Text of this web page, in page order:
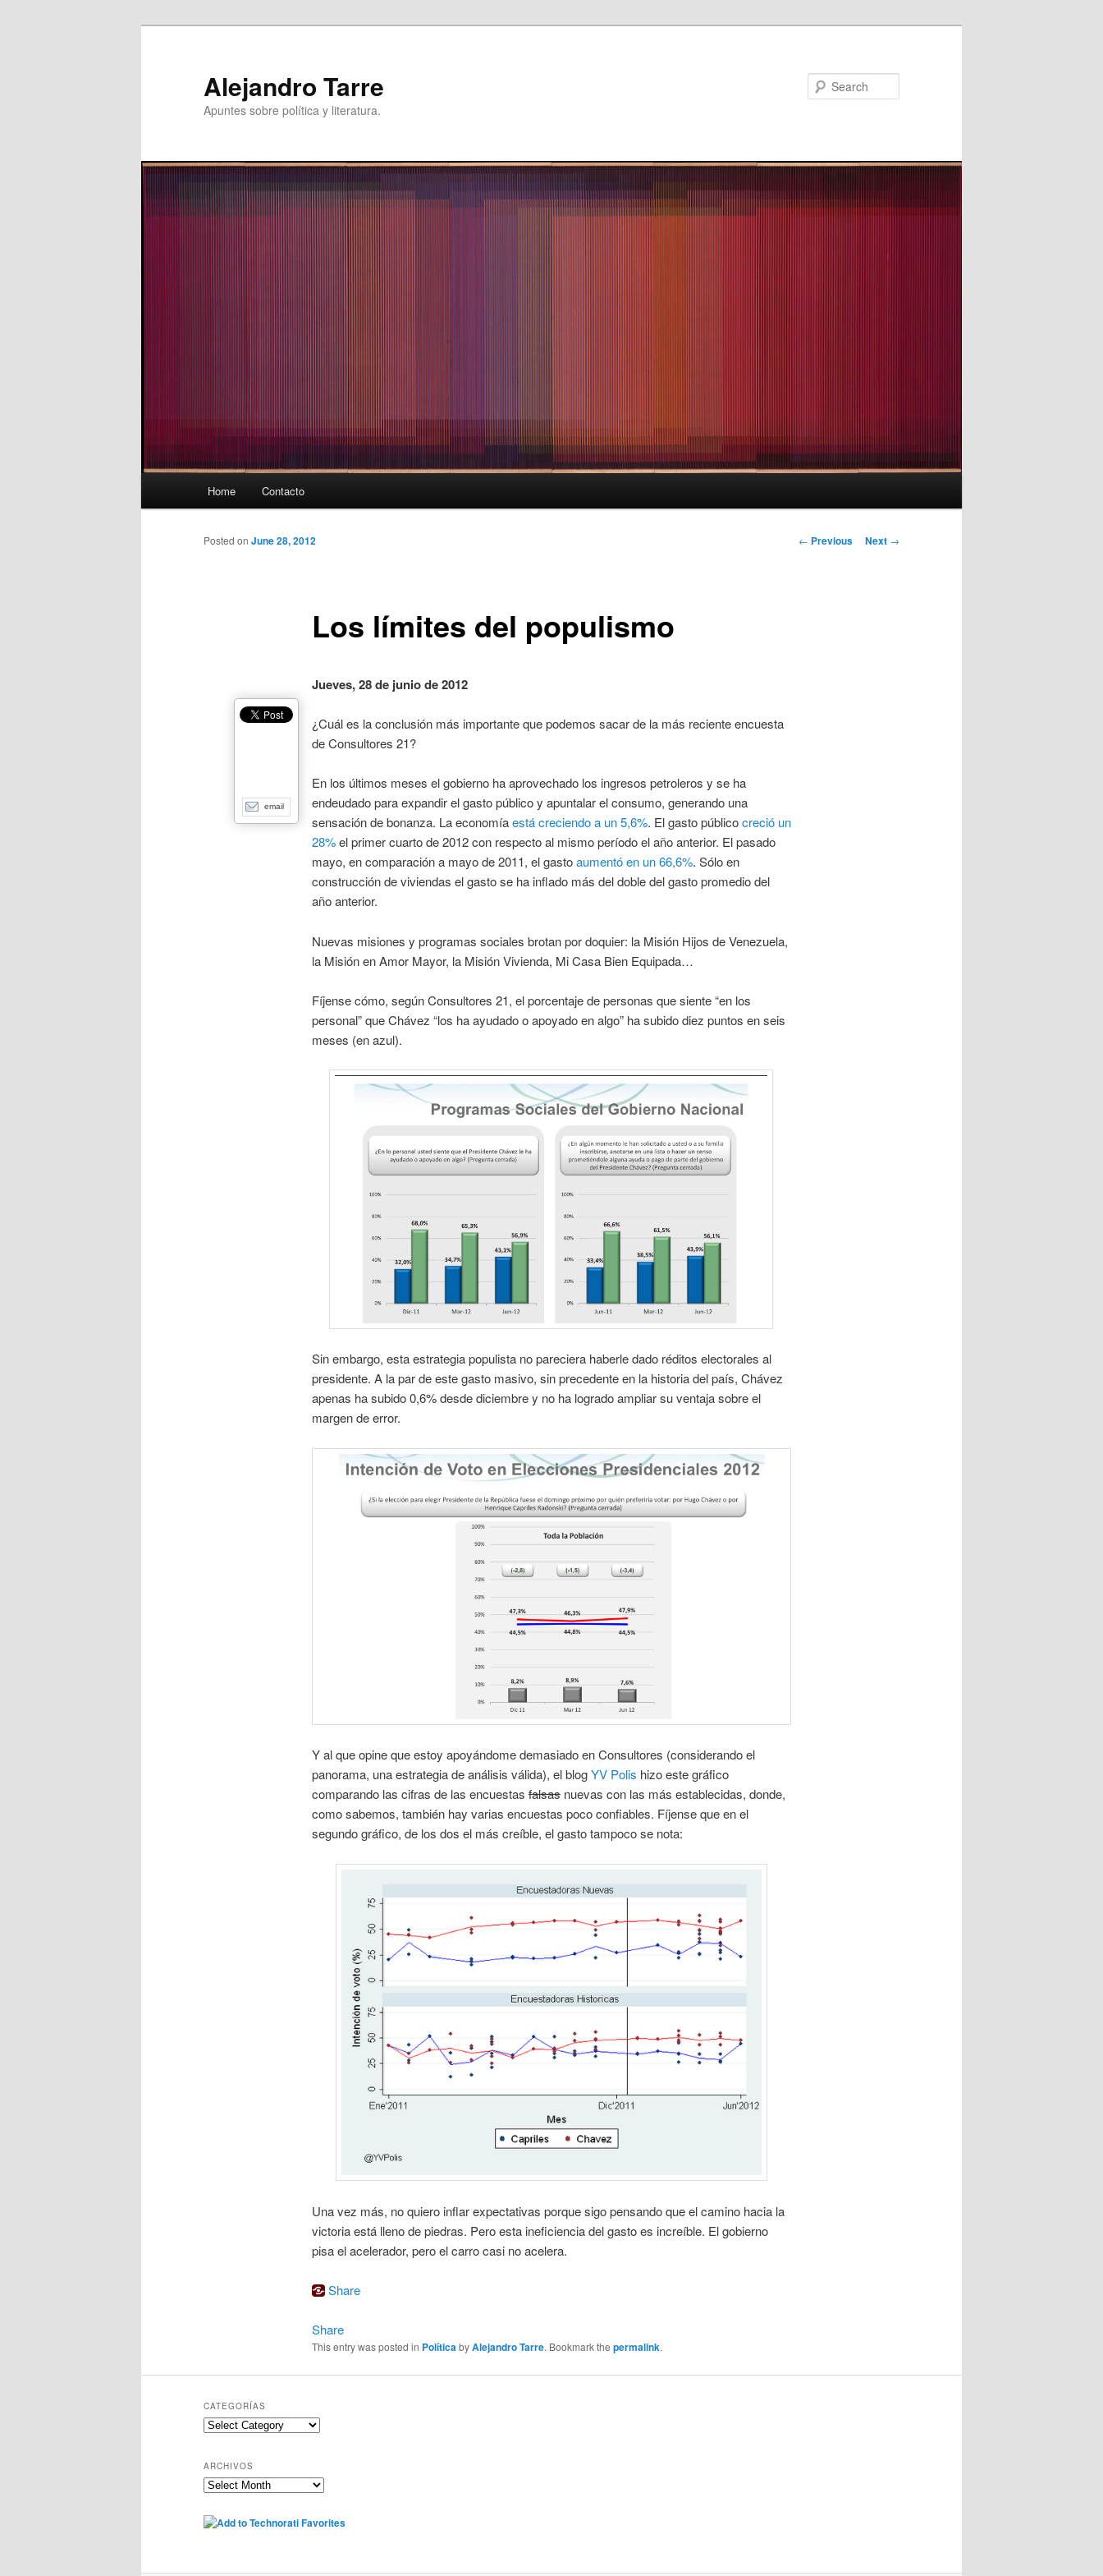
Alejandro Tarre
Apuntes sobre política y literatura.
Home Contacto
Post
← Previous Next →
Los límites del populismo
Posted on June 28, 2012
Jueves, 28 de junio de 2012
¿Cuál es la conclusión más importante que podemos sacar de la más reciente encuesta
de Consultores 21?
En los últimos meses el gobierno ha aprovechado los ingresos petroleros y se ha
endeudado para expandir el gasto público y apuntalar el consumo, generando una
sensación de bonanza. La economíaestá creciendo a un 5,6%. El gasto públicocreció un
28%el primer cuarto de 2012 con respecto al mismo período el año anterior. El pasado
mayo, en comparación a mayo de 2011, el gastoaumentó en un 66,6%. Sólo en
construcción de viviendas el gasto se ha inflado más del doble del gasto promedio del
año anterior.
Nuevas misiones y programas sociales brotan por doquier: la Misión Hijos de Venezuela,
la Misión en Amor Mayor, la Misión Vivienda, Mi Casa Bien Equipada…
Fíjense cómo, según Consultores 21, el porcentaje de personas que siente “en los
personal” que Chávez “los ha ayudado o apoyado en algo” ha subido diez puntos en seis
meses (en azul).
Sin embargo, esta estrategia populista no pareciera haberle dado réditos electorales al
presidente. A la par de este gasto masivo, sin precedente en la historia del país, Chávez
apenas ha subido 0,6% desde diciembre y no ha logrado ampliar su ventaja sobre el
margen de error.
Y al que opine que estoy apoyándome demasiado en Consultores (considerando el
panorama, una estrategia de análisis válida), el blogYV Polis hizo este gráfico
comparando las cifras de las encuestasfalsasnuevas con las más establecidas, donde,
como sabemos, también hay varias encuestas poco confiables. Fíjense que en el
segundo gráfico, de los dos el más creíble, el gasto tampoco se nota:
Una vez más, no quiero inflar expectativas porque sigo pensando que el camino hacia la
victoria está lleno de piedras. Pero esta ineficiencia del gasto es increíble. El gobierno
pisa el acelerador, pero el carro casi no acelera.
Share
Share
This entry was posted in PolíticabyAlejandro Tarre. Bookmark the permalink.
CATEGORÍAS
Categorías
ARCHIVOS
Archivos
email